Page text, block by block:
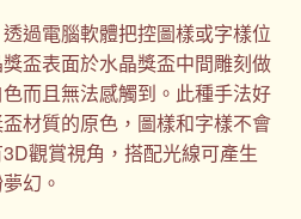
過電腦軟體把控圖樣或字樣位
盃表面於水晶獎盃中間雕刻做
而且無法感觸到。此種手法好
材質的原色，圖樣和字樣不會
觀賞視角，搭配光線可產生
幻。